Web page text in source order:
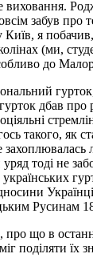
забув
я
(ми,
до
дбав про
такого,
тоді не
що в
поділяти